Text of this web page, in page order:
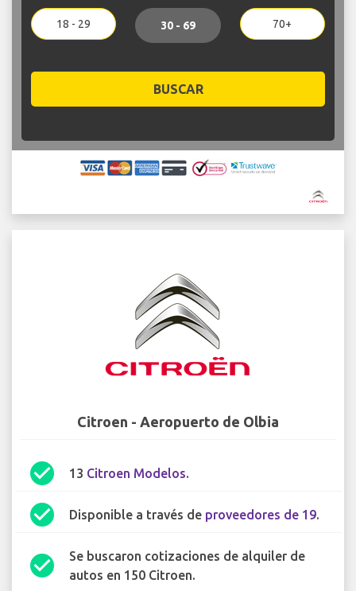
18 - 29 30 - 69 70+
BUSCAR
Citroen - Aeropuerto de Olbia
check_circle 13 Citroen Modelos.
check_circle Disponible a través de proveedores de 19.
check_circle
Se buscaron cotizaciones de alquiler de
autos en 150 Citroen.